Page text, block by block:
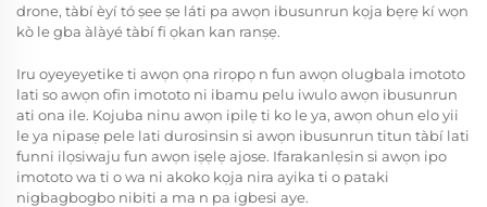
drone, tàbí èyí tó ṣee ṣe láti pa awọn ibusunrun kọja bẹrẹ kí wọn
kò le gba àlàyé tàbí fi ọkan kan ranṣẹ.
Iru oyeyeyetike ti awọn ọna rirọpọ n fun awọn olugbala imototo
lati so awọn ofin imototo ni ibamu pelu iwulo awọn ibusunrun
ati ona ile. Kojuba ninu awọn ipilẹ ti ko le ya, awọn ohun elo yii
le ya nipasẹ pele lati durosinsin si awọn ibusunrun titun tàbí lati
funni ilọsiwaju fun awọn iṣẹlẹ ajose. Ifarakanlẹsin si awọn ipo
imototo wa ti o wa ni akoko kọja nira ayika ti o pataki
nigbagbogbo nibiti a ma n pa igbesi aye.